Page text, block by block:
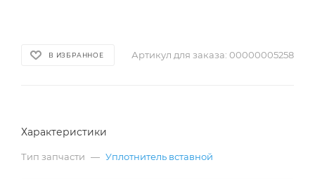
В ИЗБРАННОЕ Артикул для заказа: 00000005258
Характеристики
Тип запчасти — Уплотнитель вставной